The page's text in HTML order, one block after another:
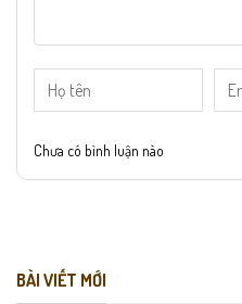
Chưa có bình luận nào
BÀI VIẾT MỚI